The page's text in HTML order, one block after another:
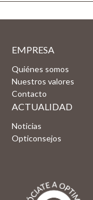
EMPRESA
Quiénes somos
Nuestros valores
Contacto
ACTUALIDAD
Noticias
Opticonsejos